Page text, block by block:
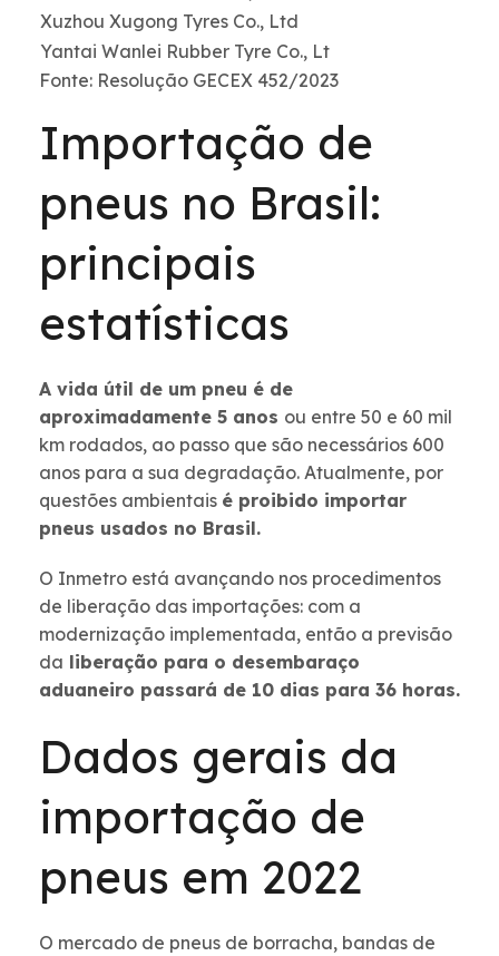
Xuzhou Xugong Tyres Co., Ltd
Yantai Wanlei Rubber Tyre Co., Lt
Fonte: Resolução GECEX 452/2023
Importação de
pneus no Brasil:
principais
estatísticas
A vida útil de um pneu é de
aproximadamente 5 anos ou entre 50 e 60 mil
km rodados, ao passo que são necessários 600
anos para a sua degradação. Atualmente, por
questões ambientais é proibido importar
pneus usados no Brasil.
O Inmetro está avançando nos procedimentos
de liberação das importações: com a
modernização implementada, então a previsão
da liberação para o desembaraço
aduaneiro passará de 10 dias para 36 horas.
Dados gerais da
importação de
pneus em 2022
O mercado de pneus de borracha, bandas de